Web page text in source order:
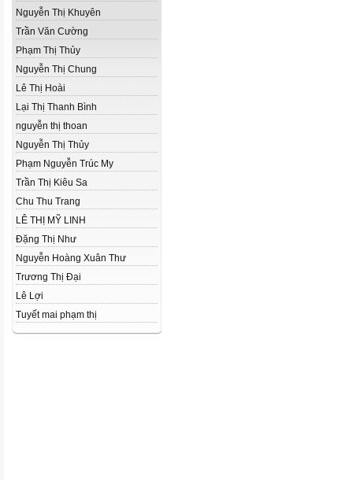
Nguyễn Thị Khuyên
Trần Văn Cường
Phạm Thị Thủy
Nguyễn Thị Chung
Lê Thị Hoài
Lại Thị Thanh Bình
nguyễn thị thoan
Nguyễn Thị Thủy
Phạm Nguyễn Trúc My
Trần Thị Kiêu Sa
Chu Thu Trang
LÊ THỊ MỸ LINH
Đặng Thị Như
Nguyễn Hoàng Xuân Thư
Trương Thị Đại
Lê Lợi
Tuyết mai phạm thị